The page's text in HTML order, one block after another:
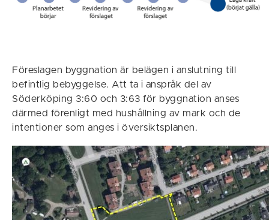
Föreslagen byggnation är belägen i anslutning till
befintlig bebyggelse. Att ta i anspråk del av
Söderköping 3:60 och 3:63 för byggnation anses
därmed förenligt med hushållning av mark och de
intentioner som anges i översiktsplanen.